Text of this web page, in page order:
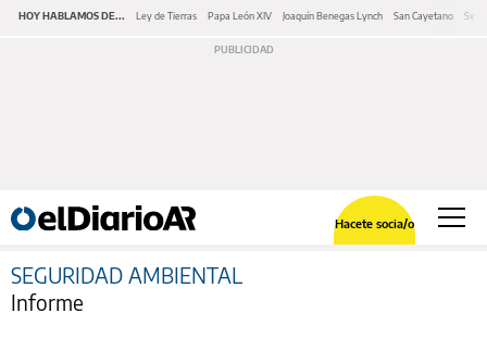
HOY HABLAMOS DE... Ley de Tierras Papa León XIV Joaquín Benegas Lynch San Cayetano
Hacete socia/o
SEGURIDAD AMBIENTAL
Informe